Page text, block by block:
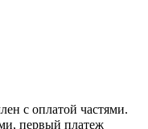
с оплатой частями.
первый платеж